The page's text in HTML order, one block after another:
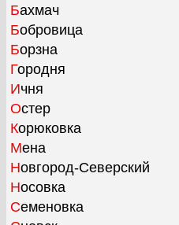
Бахмач
Бобровица
Борзна
Городня
Ичня
Остер
Корюковка
Мена
Новгород-Северский
Носовка
Семеновка